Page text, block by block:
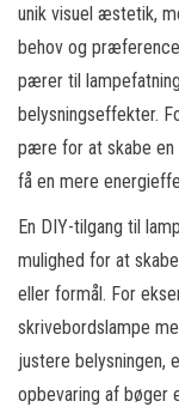
unik visuel æstetik,
behov og
pærer til
belysningseffekter.
pære for at skabe en
få en mere
En DIY-tilgang til
mulighed for at
eller formål. For
skrivebordslampe
justere belysningen,
opbevaring af bøger